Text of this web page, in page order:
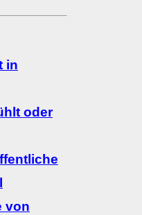
in
oder
von